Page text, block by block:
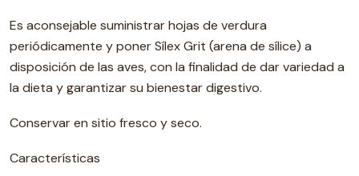
Es aconsejable suministrar hojas de verdura
periódicamente y poner Sílex Grit (arena de sílice) a
disposición de las aves, con la finalidad de dar variedad a
la dieta y garantizar su bienestar digestivo.
Conservar en sitio fresco y seco.
Características